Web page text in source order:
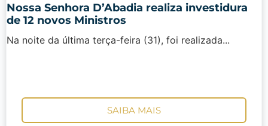
Nossa Senhora D’Abadia realiza investidura
de 12 novos Ministros
Na noite da última terça-feira (31), foi realizada...
SAIBA MAIS